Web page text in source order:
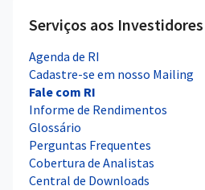
Serviços aos Investidores
Agenda de RI
Cadastre-se em nosso Mailing
Fale com RI
Informe de Rendimentos
Glossário
Perguntas Frequentes
Cobertura de Analistas
Central de Downloads